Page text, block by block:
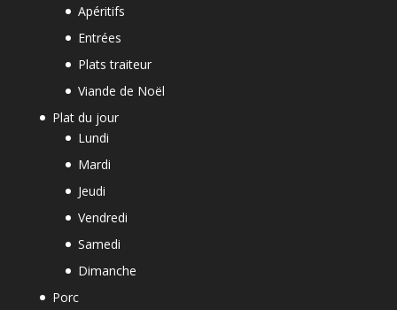
Apéritifs
Entrées
Plats traiteur
Viande de Noël
Plat du jour
Lundi
Mardi
Jeudi
Vendredi
Samedi
Dimanche
Porc